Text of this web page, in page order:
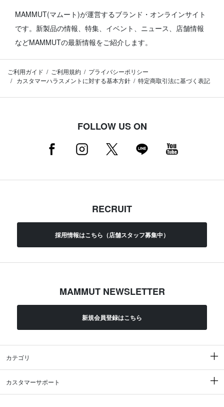
MAMMUT(マムート)が運営するブランド・オンラインサイト
です。 新製品の情報、特集、イベント、ニュース、店舗情報
などMAMMUTの最新情報をご紹介します。
ご利用ガイド ご利用規約
プライバシーポリシー
カスタマーハラスメントに対する基本方針
特定商取引法に基づく表記
FOLLOW US ON
RECRUIT
採用情報はこちら（店舗スタッフ募集中）
MAMMUT NEWSLETTER
新規会員登録はこちら
カテゴリ
カスタマーサポート